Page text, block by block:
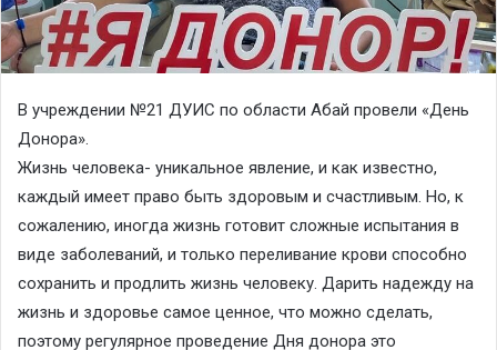
В учреждении №21 ДУИС по области Абай провели «День
Донора».
Жизнь человека- уникальное явление, и как известно,
каждый имеет право быть здоровым и счастливым. Но, к
сожалению, иногда жизнь готовит сложные испытания в
виде заболеваний, и только переливание крови способно
сохранить и продлить жизнь человеку. Дарить надежду на
жизнь и здоровье самое ценное, что можно сделать,
поэтому регулярное проведение Дня донора это